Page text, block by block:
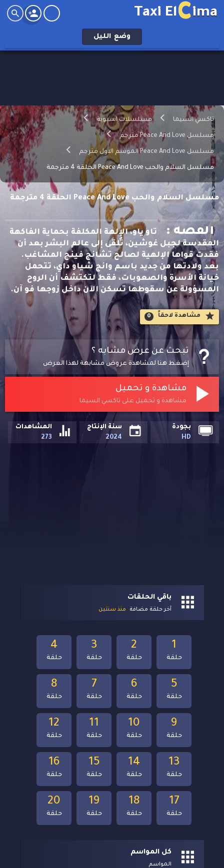
Taxi ElCima
وضع الليل
تاكسي السيما مسلسلات اسيوية
مسلسل Peace And Love مترجم
مسلسل Peace And Love الموسم الاول مترجم
مسلسل السلام والحب Peace And Love الحلقة 4 مترجمة
مسلسل السلام والحب Peace And Love الحلقة 4 مترجمة
القصه :
تاو ياو، الإلهة المكلفة بحماية الفاكهة
المقدسة لجبل غوشين، تُلقى إلى عالم البشر بعد أن
فقدت قواها الإلهية لصالح تشانج فينج المشاغب.
بعد ولادتها من جديد باسم وانج شياو داي، تتحمل
خيانة الأسرة والصعوبات، فقط لتكتشف أن الروح
المسؤولة عن سقوطها تسكن الآن داخل زوجها فو آن.
مشاهدة لاحقاََ 0
تبحث عن عرض مشابه ؟
إضغط هنا لمشاهدة عروض مشابهة لهذا العرض
مشاهدة و تحميل
مشاهدة و تحميل على تاكسي السيما
بجودة
HD
سنة الإنتاج
2024
المشاهدات
273
باقي الحلقات
آخر حلقة مضافة منذ سنتين
20
حلقة
19
حلقة
18
حلقة
17
حلقة
16
حلقة
15
حلقة
14
حلقة
13
حلقة
12
حلقة
11
حلقة
10
حلقة
9
حلقة
8
حلقة
7
حلقة
6
حلقة
5
حلقة
4
حلقة
3
حلقة
2
حلقة
1
حلقة
كل المواسم
المواسم